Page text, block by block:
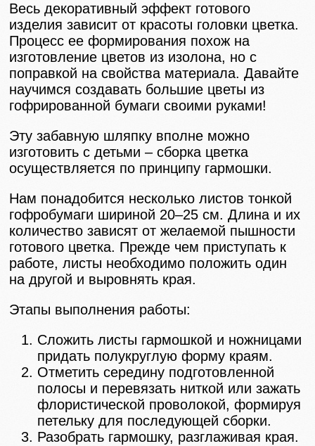
Весь декоративный эффект готового
изделия зависит от красоты головки цветка.
Процесс ее формирования похож на
изготовление цветов из изолона, но с
поправкой на свойства материала. Давайте
научимся создавать большие цветы из
гофрированной бумаги своими руками!
Эту забавную шляпку вполне можно
изготовить с детьми – сборка цветка
осуществляется по принципу гармошки.
Нам понадобится несколько листов тонкой
гофробумаги шириной 20–25 см. Длина и их
количество зависят от желаемой пышности
готового цветка. Прежде чем приступать к
работе, листы необходимо положить один
на другой и выровнять края.
Этапы выполнения работы:
Сложить листы гармошкой и ножницами
придать полукруглую форму краям.
Отметить середину подготовленной
полосы и перевязать ниткой или зажать
флористической проволокой, формируя
петельку для последующей сборки.
Разобрать гармошку, разглаживая края.